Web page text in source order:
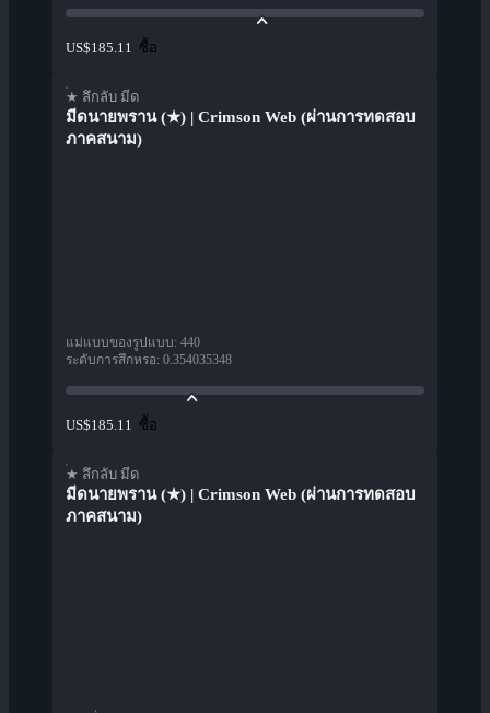
US$185.11 ซื้อ
★ ลึกลับ มีด
มีดนายพราน (★) | Crimson Web (ผ่านการทดสอบ
ภาคสนาม)
แม่แบบของรูปแบบ: 440
ระดับการสึกหรอ: 0.354035348
US$185.11 ซื้อ
★ ลึกลับ มีด
มีดนายพราน (★) | Crimson Web (ผ่านการทดสอบ
ภาคสนาม)